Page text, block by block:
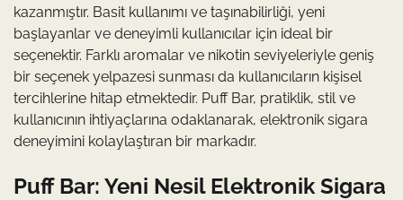
kazanmıştır. Basit kullanımı ve taşınabilirliği, yeni
başlayanlar ve deneyimli kullanıcılar için ideal bir
seçenektir. Farklı aromalar ve nikotin seviyeleriyle geniş
bir seçenek yelpazesi sunması da kullanıcıların kişisel
tercihlerine hitap etmektedir. Puff Bar, pratiklik, stil ve
kullanıcının ihtiyaçlarına odaklanarak, elektronik sigara
deneyimini kolaylaştıran bir markadır.
Puff Bar: Yeni Nesil Elektronik Sigara